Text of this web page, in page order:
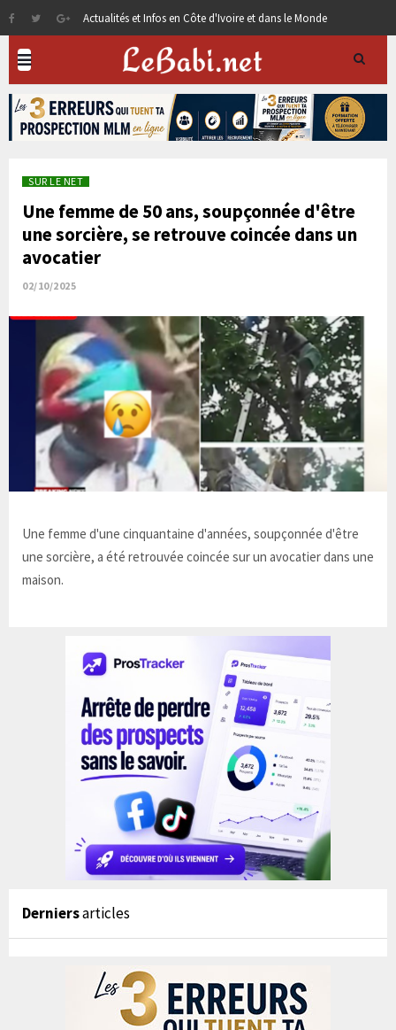
Actualités et Infos en Côte d'Ivoire et dans le Monde
SUR LE NET
Une femme de 50 ans, soupçonnée d'être
une sorcière, se retrouve coincée dans un
avocatier
02/10/2025
Une femme d'une cinquantaine d'années, soupçonnée d'être
une sorcière, a été retrouvée coincée sur un avocatier dans une
maison.
Derniersarticles